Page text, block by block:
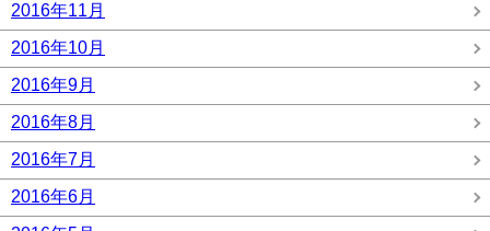
2016年11月
2016年10月
2016年9月
2016年8月
2016年7月
2016年6月